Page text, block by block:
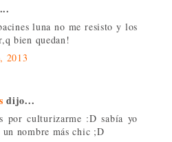
luna no me resisto y los
bien quedan!
2013
dijo...
por culturizarme :D sabía yo
nombre más chic ;D